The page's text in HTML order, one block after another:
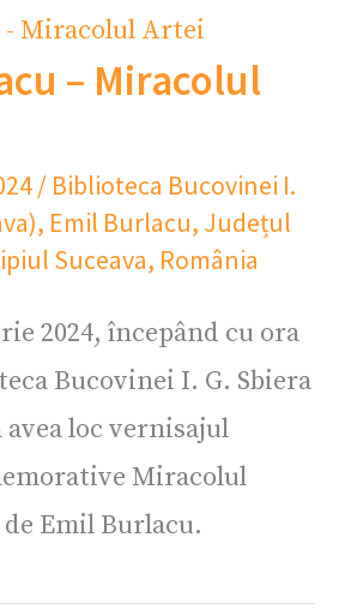
– Miracolul
/ Biblioteca Bucovinei I.
, Emil Burlacu, Județul
Suceava, România
2024, începând cu ora
Bucovinei I. G. Sbiera
avea loc vernisajul
Miracolul
Emil Burlacu.